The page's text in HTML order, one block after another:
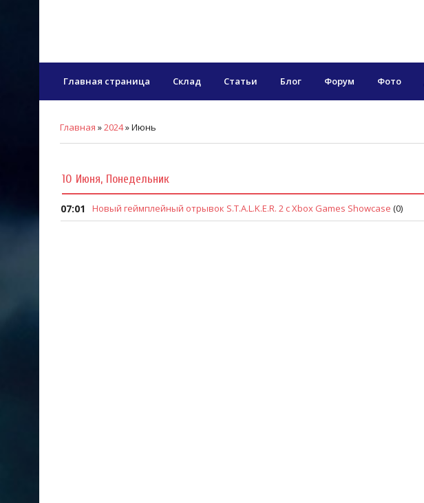
Главная страница Склад Статьи Блог Форум Фото
Главная »2024»Июнь
10 Июня, Понедельник
07:01 Новый геймплейный отрывок S.T.A.L.K.E.R. 2 с Xbox Games Showcase (0)